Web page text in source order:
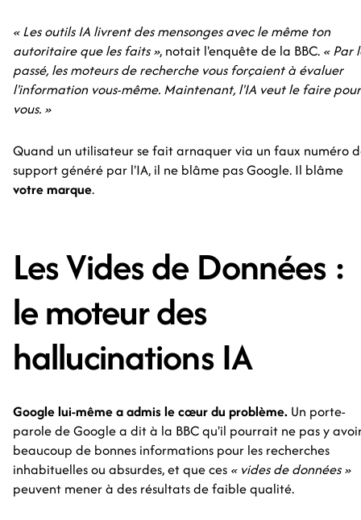
« Les outils IA livrent des mensonges avec le même ton
autoritaire que les faits », notait l'enquête de la BBC. « Par
passé, les moteurs de recherche vous forçaient à évaluer
l'information vous-même. Maintenant, l'IA veut le faire pour
vous. »
Quand un utilisateur se fait arnaquer via un faux numéro
support généré par l'IA, il ne blâme pas Google. Il blâme
votre marque.
Les Vides de Données :
le moteur des
hallucinations IA
Google lui-même a admis le cœur du problème. Un porte-
parole de Google a dit à la BBC qu'il pourrait ne pas y
beaucoup de bonnes informations pour les recherches
inhabituelles ou absurdes, et que ces « vides de données »
peuvent mener à des résultats de faible qualité.